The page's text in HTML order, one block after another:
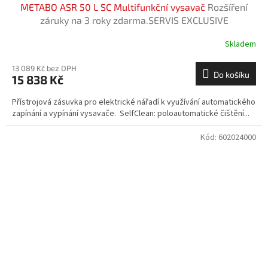
METABO ASR 50 L SC Multifunkční vysavač Rozšíření
záruky na 3 roky zdarma.SERVIS EXCLUSIVE
Skladem
13 089 Kč bez DPH
15 838 Kč Do košíku
Přístrojová zásuvka pro elektrické nářadí k využívání automatického
zapínání a vypínání vysavače. SelfClean: poloautomatické čištění...
Kód: 602024000